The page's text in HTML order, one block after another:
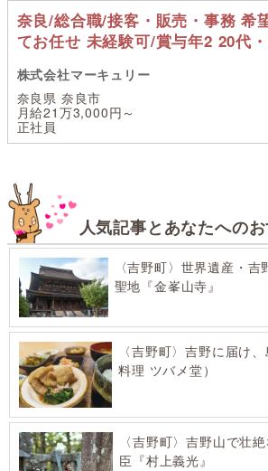
奈良/総合職/接客・販売・事務 希
てお任せ 未経験可/賞与年2 20代
株式会社マーキュリー
奈良県 奈良市
月給21万3,000円～
正社員
人気記事とあなたへの
〈吉野町〉世界遺産・
聖地『金峯山寺』
〈吉野町〉吉野に届け
料理 ツバメ堂）
〈吉野町〉吉野山で壮
臣『村上義光』